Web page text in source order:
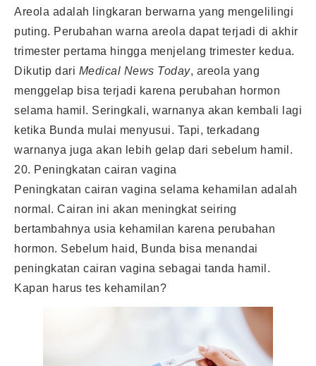
Areola adalah lingkaran berwarna yang mengelilingi
puting. Perubahan warna areola dapat terjadi di akhir
trimester pertama hingga menjelang trimester kedua.
Dikutip dari Medical News Today, areola yang
menggelap bisa terjadi karena perubahan hormon
selama hamil. Seringkali, warnanya akan kembali lagi
ketika Bunda mulai menyusui. Tapi, terkadang
warnanya juga akan lebih gelap dari sebelum hamil.
20. Peningkatan cairan vagina
Peningkatan cairan vagina selama kehamilan adalah
normal. Cairan ini akan meningkat seiring
bertambahnya usia kehamilan karena perubahan
hormon. Sebelum haid, Bunda bisa menandai
peningkatan cairan vagina sebagai tanda hamil.
Kapan harus tes kehamilan?